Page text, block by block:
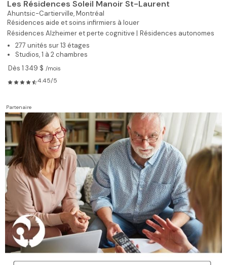
Les Résidences Soleil Manoir St-Laurent
Ahuntsic-Cartierville,Montréal
Résidences aide et soins infirmiers à louer
Résidences Alzheimer et perte cognitive | Résidences autonomes
277 unités sur 13 étages
Studios, 1 à 2 chambres
Dès 1 349 $ /mois
4.45/5
Partenaire